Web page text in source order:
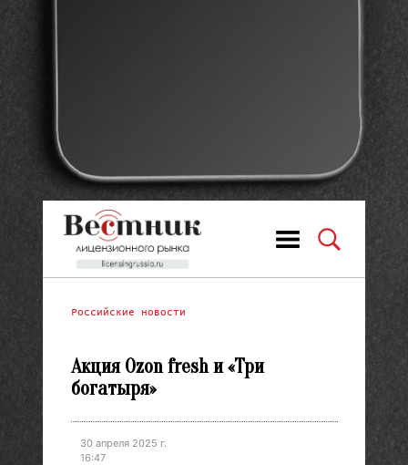
Российские новости
Акция Ozon fresh и «Три
богатыря»
30 апреля 2025 г.
16:47